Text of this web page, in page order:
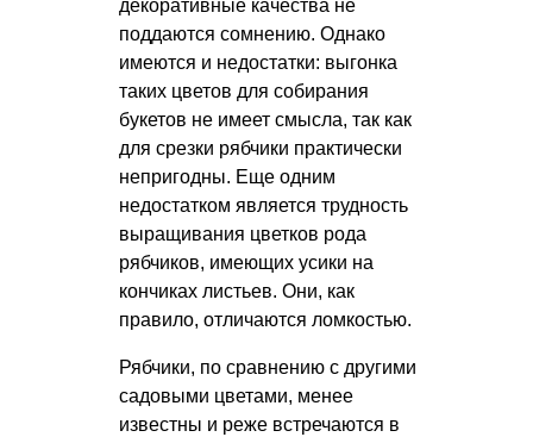
декоративные качества не
поддаются сомнению. Однако
имеются и недостатки: выгонка
таких цветов для собирания
букетов не имеет смысла, так как
для срезки рябчики практически
непригодны. Еще одним
недостатком является трудность
выращивания цветков рода
рябчиков, имеющих усики на
кончиках листьев. Они, как
правило, отличаются ломкостью.
Рябчики, по сравнению с другими
садовыми цветами, менее
известны и реже встречаются в